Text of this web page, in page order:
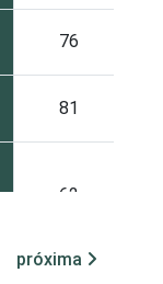
76
81
62
próxima